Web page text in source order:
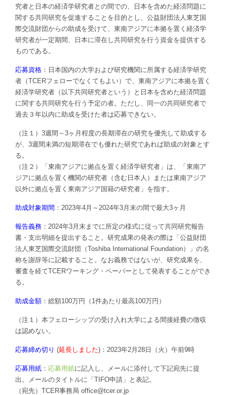
究者と日本の経済学研究者との間での、日本を含めた経済問題に
関する共同研究を促進することを目的とし、公益財団法人東芝国
際交流財団からの助成を受けて、東南アジアに本拠を置く経済学
研究者が一定期間、日本に滞在し共同研究を行う資金を提供する
ものである。
応募資格 ：日本国内の大学および研究機関に所属する経済学研究
者（TCERフェローでなくてもよい）で、東南アジアに本拠を置く
経済学研究者（以下共同研究者という）と日本を含めた経済問題
に関する共同研究を行う予定の者。ただし、同一の共同研究者で
過去３年以内に助成を受けた者は応募できない。
（注１）3週間～3ヶ月程度の長期滞在の研究を優先して助成する
が、3週間未満の短期滞在でも優れた研究であれば助成の対象とす
る。
（注２）「東南アジアに拠点を置く経済学研究者」は、「東南ア
ジアに拠点を置く機関の研究者（含む日本人）または東南アジア
以外に拠点を置く東南アジア国籍の研究者」を指す。
助成対象期間 ：2023年4月～2024年3月末の間で最大3ヶ月
報告義務 ：2024年3月末までに所定の様式に従って共同研究報告
書・支出明細を提出すること。研究成果の発表の際は「公益財団
法人東芝国際交流財団（Toshiba International Foundation）」の名
称を謝辞等に記載すること。なお義務ではないが、研究成果を、
審査を経てTCERワーキング・ペーパーとして発表することができ
る。
助成金額 ：総額100万円（1件あたり最高100万円）
（注１）本フェローシップの受け入れ大学による間接経費の徴収
は認めない。
応募締め切り (延長しました)：2023年2月28日（火）午前9時
応募用紙 ： 応募用紙に記入し、メールに添付して下記宛先に提
出。メールのタイトルに「TIFO申請」と表記。
（宛先）TCER事務局 office@tcer.or.jp